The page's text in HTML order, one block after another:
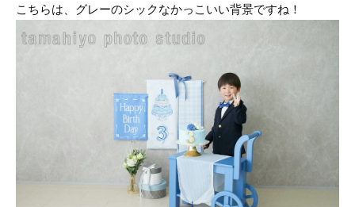
こちらは、グレーのシックなかっこいい背景ですね！